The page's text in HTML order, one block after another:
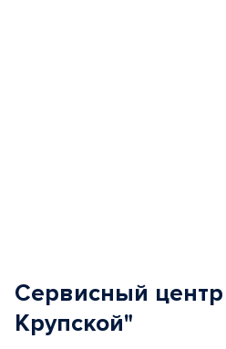
Сервисный центр
Крупской"